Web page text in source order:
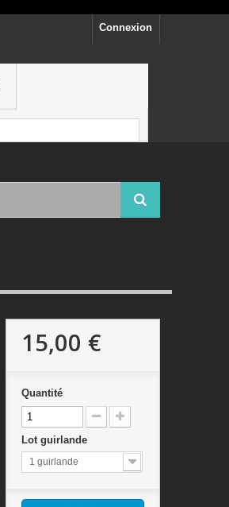
Connexion
15,00 €
Quantité
Lot guirlande
1 guirlande